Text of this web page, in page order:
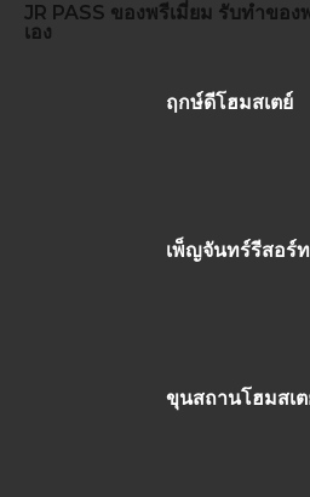
JR PASS ของพรีเมี่ยม รับทำของ
เอง
ฤกษ์ดีโฮมสเตย์
เพ็ญจันทร์รีสอร์
ขุนสถานโฮมสเ